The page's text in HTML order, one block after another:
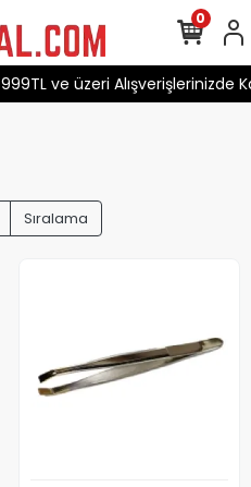
999TL ve üzeri Alışverişlerinizde
0
Sıralama